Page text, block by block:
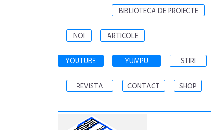
BIBLIOTECA DE PROIECTE
NOI ARTICOLE
YOUTUBE YUMPU STIRI
REVISTA CONTACT SHOP